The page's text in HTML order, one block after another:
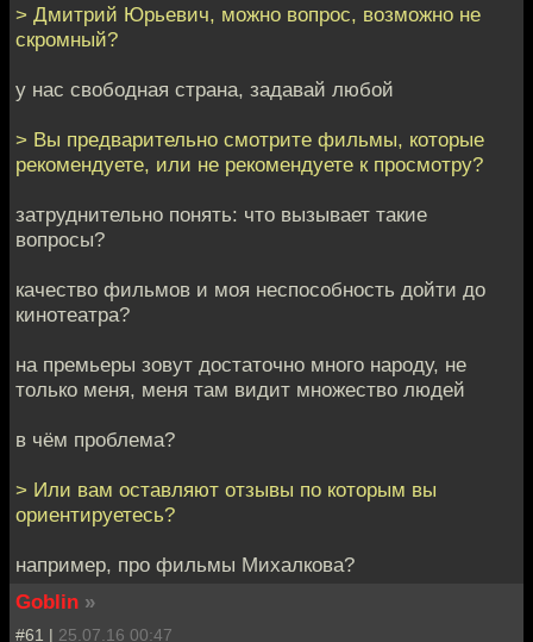
> Дмитрий Юрьевич, можно вопрос, возможно не
скромный?
у нас свободная страна, задавай любой
> Вы предварительно смотрите фильмы, которые
рекомендуете, или не рекомендуете к просмотру?
затруднительно понять: что вызывает такие
вопросы?
качество фильмов и моя неспособность дойти до
кинотеатра?
на премьеры зовут достаточно много народу, не
только меня, меня там видит множество людей
в чём проблема?
> Или вам оставляют отзывы по которым вы
ориентируетесь?
например, про фильмы Михалкова?
Goblin »
#61 | 25.07.16 00:47